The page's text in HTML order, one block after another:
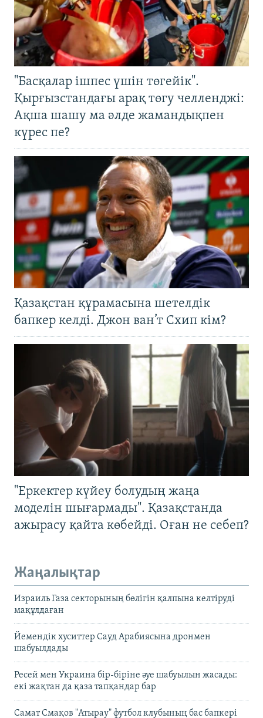
"Басқалар ішпес үшін төгейік".
Қырғызстандағы арақ төгу челленджі:
Ақша шашу ма әлде жамандықпен
күрес пе?
Қазақстан құрамасына шетелдік
бапкер келді. Джон ван’т Схип кім?
"Еркектер күйеу болудың жаңа
моделін шығармады". Қазақстанда
ажырасу қайта көбейді. Оған не себеп?
Жаңалықтар
Израиль Газа секторының бөлігін қалпына келтіруді
мақұлдаған
Йемендік хуситтер Сауд Арабиясына дронмен
шабуылдады
Ресей мен Украина бір-біріне әуе шабуылын жасады:
екі жақтан да қаза тапқандар бар
Самат Смақов "Атырау" футбол клубының бас бапкері